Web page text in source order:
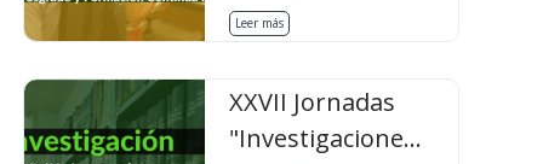
Leer más
XXVII Jornadas
"Investigacione...